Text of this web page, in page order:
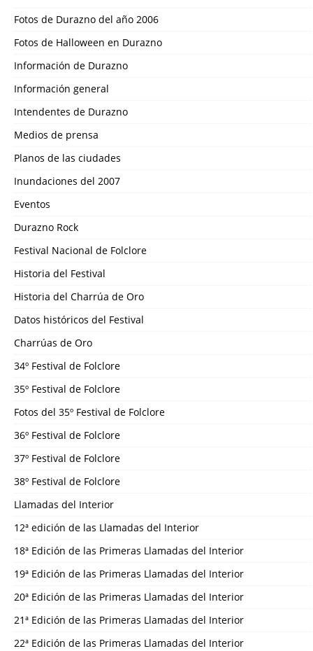
Fotos de Durazno del año 2006
Fotos de Halloween en Durazno
Información de Durazno
Información general
Intendentes de Durazno
Medios de prensa
Planos de las ciudades
Inundaciones del 2007
Eventos
Durazno Rock
Festival Nacional de Folclore
Historia del Festival
Historia del Charrúa de Oro
Datos históricos del Festival
Charrúas de Oro
34º Festival de Folclore
35º Festival de Folclore
Fotos del 35º Festival de Folclore
36º Festival de Folclore
37º Festival de Folclore
38º Festival de Folclore
Llamadas del Interior
12ª edición de las Llamadas del Interior
18ª Edición de las Primeras Llamadas del Interior
19ª Edición de las Primeras Llamadas del Interior
20ª Edición de las Primeras Llamadas del Interior
21ª Edición de las Primeras Llamadas del Interior
22ª Edición de las Primeras Llamadas del Interior